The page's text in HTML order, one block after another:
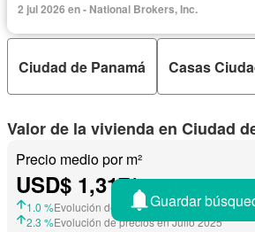
Cuarto de servicio
Agua Patio
2 jul 2026 en - National Brokers, Inc.
Ciudad de Panamá Casas
Valor de la vivienda en Ciudad
Precio medio por m²
USD$ 1,317/m²
1.0 %Evolución de precios en Junio 2026
2.3 %Evolución de precios en Julio 2025
Guardar